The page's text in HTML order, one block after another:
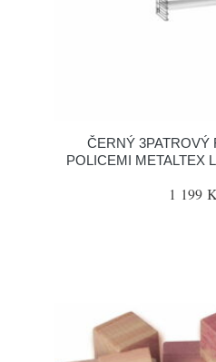
ČERNÝ 3PATROVÝ
POLICEMI METALTEX
1 199